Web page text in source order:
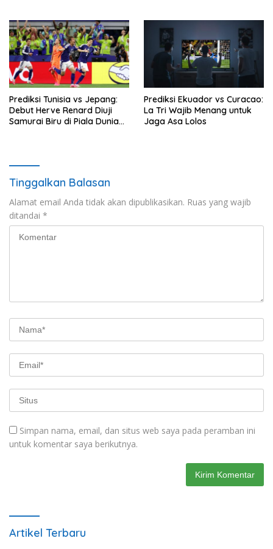
Prediksi Tunisia vs Jepang:
Debut Herve Renard Diuji
Samurai Biru di Piala Dunia
Prediksi Ekuador vs Curacao:
La Tri Wajib Menang untuk
Jaga Asa Lolos
Tinggalkan Balasan
Alamat email Anda tidak akan dipublikasikan. Ruas yang wajib
ditandai *
Simpan nama, email, dan situs web saya pada peramban ini
untuk komentar saya berikutnya.
Artikel Terbaru